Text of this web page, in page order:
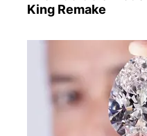
King Remake